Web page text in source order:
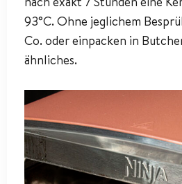
93°C. Ohne jeglichem
Co. oder einpacken in
ähnliches.